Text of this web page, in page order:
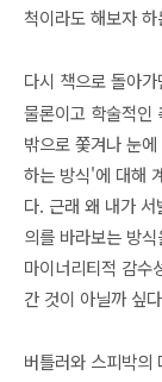
척이라도 해보자
다시 책으로 돌아가
물론이고 학술적인
밖으로 쫓겨나 눈
하는 방식'에 대해
다. 근래 왜 내가
의를 바라보는 방
마이너리티적 감수
간 것이 아닐까 싶
버틀러와 스피박의